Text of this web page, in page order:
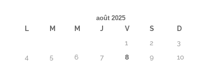
août 2025
L M M J V S
D
1
2
3
4
5 6 7 8 9
10